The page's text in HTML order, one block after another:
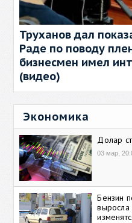
Труханов дал
Раде по поводу
бизнесмен имел
(видео)
Экономика
Долар
03 мар,
Бензин
выросла